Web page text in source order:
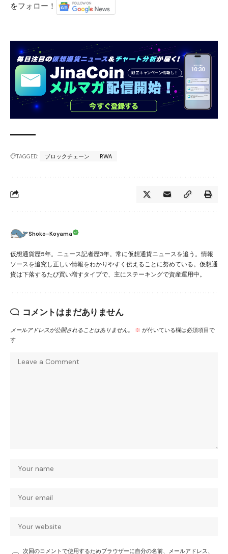
をフォロー！
TAGGED: ブロックチェーン RWA
Shoko-Koyama
仮想通貨歴5年。ニュース記者歴3年。常に仮想通貨ニュースを追う。情報
ソースを追究し正しい情報をわかりやすく伝えることに努めている。仮想通
貨は下落するたび買い増すタイプで、主にステーキングで資産運用中。
コメントはまだありません
メールアドレスが公開されることはありません。 ※ が付いている欄は必須項目で
す
次回のコメントで使用するためブラウザーに自分の名前、メールアドレス、